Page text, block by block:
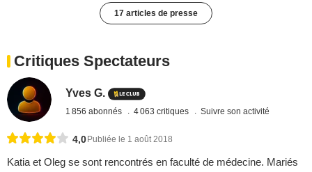
17 articles de presse
Critiques Spectateurs
Yves G.
1 856 abonnés 4 063 critiques Suivre son activité
4,0 Publiée le 1 août 2018
Katia et Oleg se sont rencontrés en faculté de médecine. Mariés